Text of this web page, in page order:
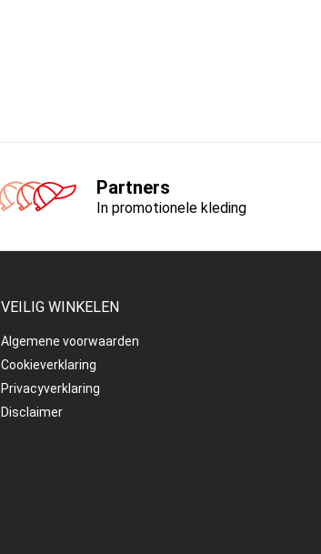
Partners
In promotionele kleding
VEILIG WINKELEN
Algemene voorwaarden
Cookieverklaring
Privacyverklaring
Disclaimer